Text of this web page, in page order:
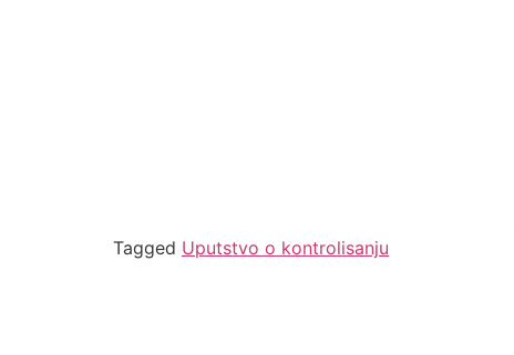
Tagged Uputstvo o kontrolisanju